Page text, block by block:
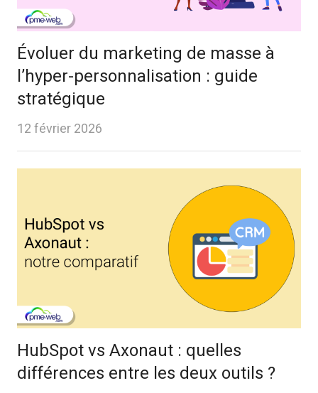
Évoluer du marketing de masse à
l’hyper-personnalisation : guide
stratégique
12 février 2026
HubSpot vs Axonaut : quelles
différences entre les deux outils ?